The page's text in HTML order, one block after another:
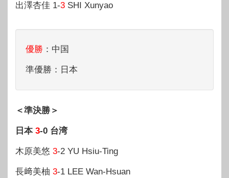
出澤杏佳 1-3 SHI Xunyao
優勝 ：中国
準優勝：日本
＜準決勝＞
日本 3-0 台湾
木原美悠 3-2 YU Hsiu-Ting
長﨑美柚 3-1 LEE Wan-Hsuan